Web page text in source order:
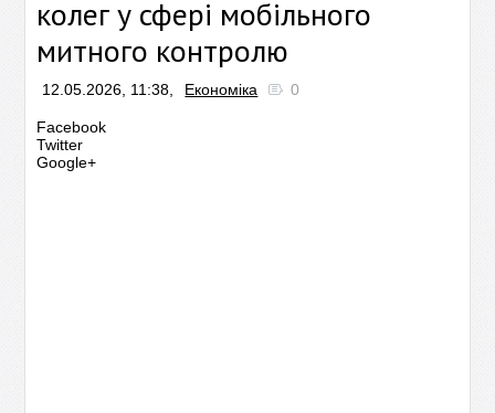
колег у сфері мобільного
митного контролю
12.05.2026, 11:38, Економіка 0
Facebook
Twitter
Google+